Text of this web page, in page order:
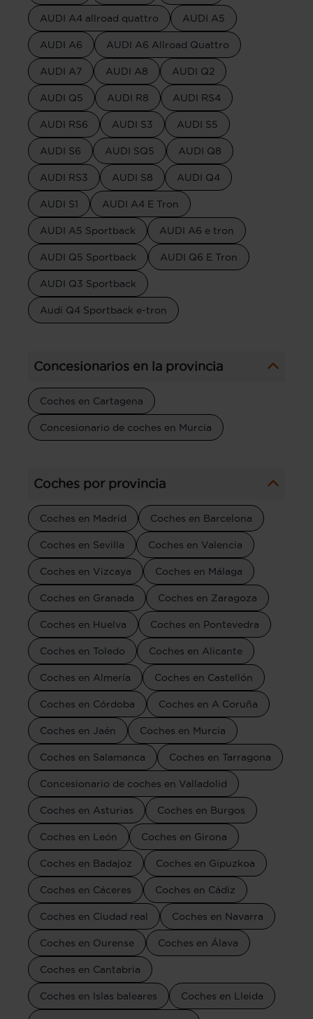
AUDI A4 allroad quattro AUDI A5
AUDI A6 AUDI A6 Allroad Quattro
AUDI A7 AUDI A8 AUDI Q2
AUDI Q5 AUDI R8 AUDI RS4
AUDI RS6 AUDI S3 AUDI S5
AUDI S6 AUDI SQ5 AUDI Q8
AUDI RS3 AUDI S8 AUDI Q4
AUDI S1 AUDI A4 E Tron
AUDI A5 Sportback AUDI A6 e tron
AUDI Q5 Sportback AUDI Q6 E Tron
AUDI Q3 Sportback
Audi Q4 Sportback e-tron
Concesionarios en la provincia
Coches en Cartagena
Concesionario de coches en Murcia
Coches por provincia
Coches en Madrid Coches en Barcelona
Coches en Sevilla Coches en Valencia
Coches en Vizcaya Coches en Málaga
Coches en Granada Coches en Zaragoza
Coches en Huelva Coches en Pontevedra
Coches en Toledo Coches en Alicante
Coches en Almería Coches en Castellón
Coches en Córdoba Coches en A Coruña
Coches en Jaén Coches en Murcia
Coches en Salamanca Coches en Tarragona
Concesionario de coches en Valladolid
Coches en Asturias Coches en Burgos
Coches en León Coches en Girona
Coches en Badajoz Coches en Gipuzkoa
Coches en Cáceres Coches en Cádiz
Coches en Ciudad real Coches en Navarra
Coches en Ourense Coches en Álava
Coches en Cantabria
Coches en Islas baleares Coches en Lleida